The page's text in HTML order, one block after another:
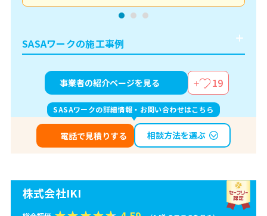
SASAワークの施工事例
事業者の紹介ページを見る 19
SASAワークの詳細情報・お問い合わせはこちら
電話で見積りする 相談方法を選ぶ
株式会社IKI